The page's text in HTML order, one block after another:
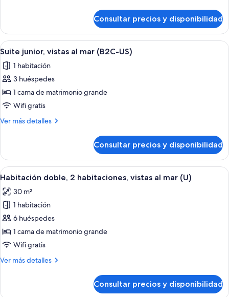
al
mar
(B2C-
US)
estándar
doble,
vistas
mar
(B2C-
Consultar precios y disponibilidad
Abrir
todas
las
fotos
de
Suite
junior,
mar
(B2C-
US)
Una habitación de hotel con cama,
2
Suite junior, vistas al mar (B2C-US)
1 habitación
3 huéspedes
1 cama de matrimonio grande
Wifi gratis
Ver más detalles
Más
junior,
vistas
al
(B2C-
US)
Consultar precios y disponibilidad
Abrir
todas
las
fotos
de
Habitación
doble,
habitaciones,
Habitación de hotel con cama,
2
Habitación doble, 2 habitaciones, vistas al mar (U)
30 m²
1 habitación
6 huéspedes
1 cama de matrimonio grande
Wifi gratis
Ver más detalles
Más
Consultar precios y disponibilidad